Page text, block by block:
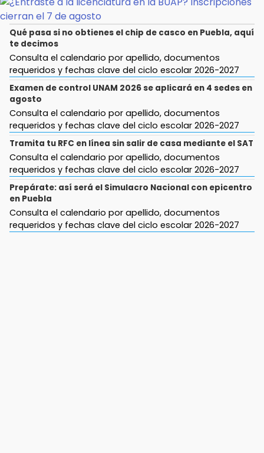
Qué pasa si no obtienes el chip de casco en Puebla, aquí
te decimos
Consulta el calendario por apellido, documentos
requeridos y fechas clave del ciclo escolar 2026-2027
Examen de control UNAM 2026 se aplicará en 4 sedes en
agosto
Consulta el calendario por apellido, documentos
requeridos y fechas clave del ciclo escolar 2026-2027
Tramita tu RFC en línea sin salir de casa mediante el SAT
Consulta el calendario por apellido, documentos
requeridos y fechas clave del ciclo escolar 2026-2027
Prepárate: así será el Simulacro Nacional con epicentro
en Puebla
Consulta el calendario por apellido, documentos
requeridos y fechas clave del ciclo escolar 2026-2027